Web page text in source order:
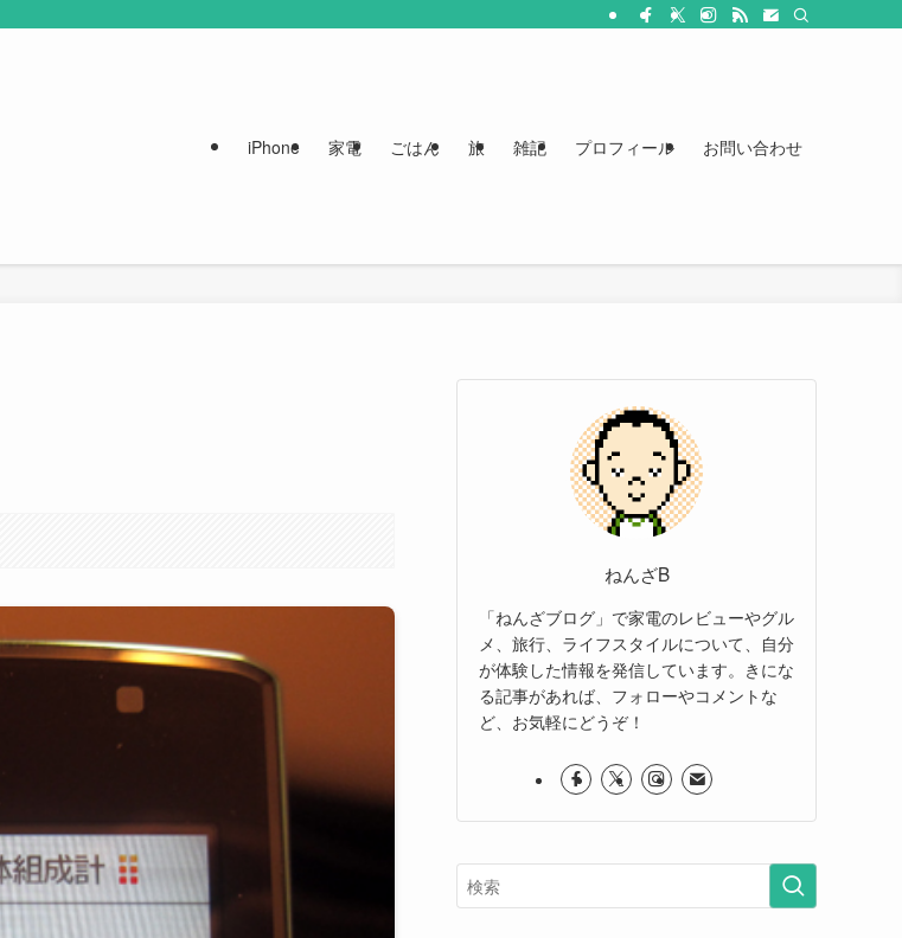
iPhone 家電 ごはん 旅 雑記 プロフィール お問い合わせ
ねんざB
「ねんざブログ」で家電のレビューやグル
メ、旅行、ライフスタイルについて、自分
が体験した情報を発信しています。きにな
る記事があれば、フォローやコメントな
ど、お気軽にどうぞ！